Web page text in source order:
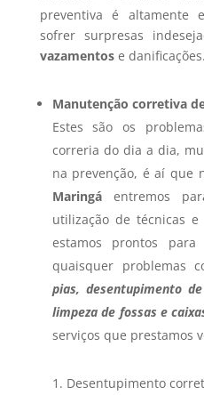
preventiva é altamente
sofrer surpresas
vazamentose danificações.
Manutenção corretiva
Estes são os
correria do dia a dia,
na prevenção, é aí que
Maringáentremos
utilização de técnicas
estamos prontos
quaisquer problemas
pias, desentupimento
limpeza de fossas e
serviços que prestamos
Desentupimento